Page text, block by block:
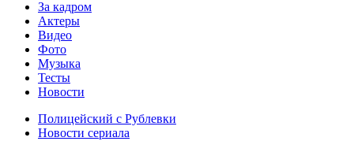
За кадром
Актеры
Видео
Фото
Музыка
Тесты
Новости
Полицейский с Рублевки
Новости сериала